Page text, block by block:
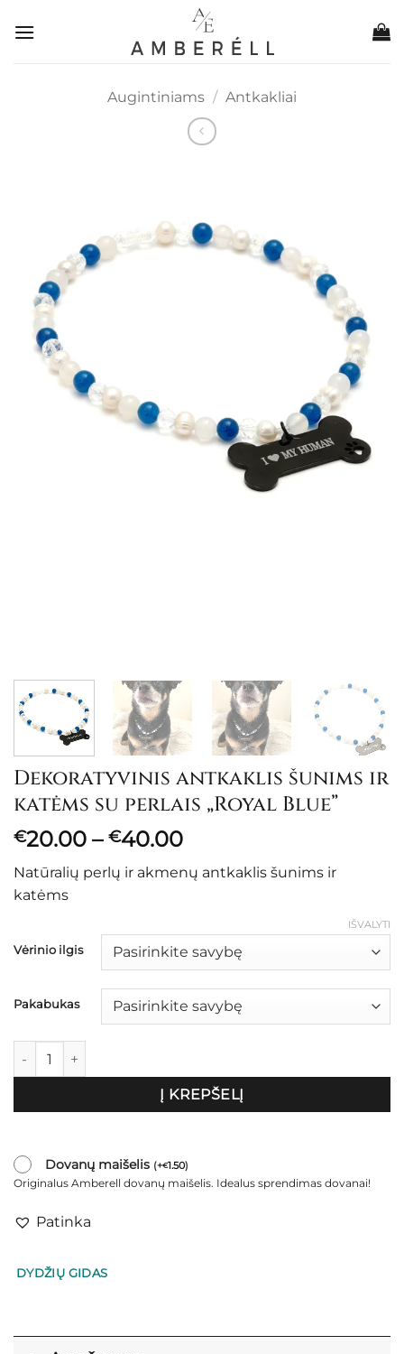
Augintiniams / Antkakliai
Dekoratyvinis antkaklis šunims ir
katėms su perlais „Royal Blue”
€20.00 – €40.00Price
range:
€20.00
Natūralių perlų ir akmenų antkaklis šunims ir
katėms
Vėrinio ilgis
Pakabukas
IŠVALYTI
produkto kiekis: Dekoratyvinis antkaklis šunims ir katėms su
Į KREPŠELĮ
Dovanų maišelis (+€1.50)
Originalus Amberell dovanų maišelis. Idealus sprendimas dovanai!
Patinka
DYDŽIŲ GIDAS